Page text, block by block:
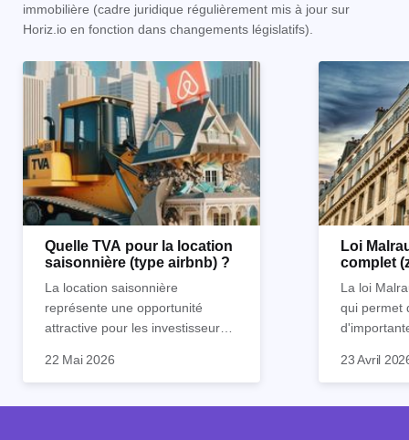
immobilière (cadre juridique régulièrement mis à jour sur
Horiz.io en fonction dans changements législatifs).
Quelle TVA pour la location
saisonnière (type airbnb) ?
La location saisonnière
représente une opportunité
attractive pour les investisseurs
patrimoine et générer des
Cependant, il est crucial de
Et qu’a-t-on appris à la rentrée
la TVA est généralisé pour les
22 Mai 2026
Loi
complet
La loi
qui permet
immobilier.
historique
23 Avril